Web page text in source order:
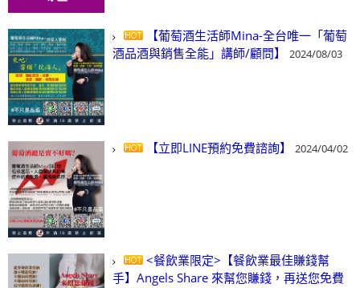
【葡萄酒生活師Mina-全台唯一「葡萄
酒品酒與銷售全能」講師/顧問】
2024/08/03
【立即LINE預約免費諮詢】 2024/04/02
<餐飲業限定>【餐飲業最佳賺錢幫
手】Angels Share 來幫您賺錢，再送您免費